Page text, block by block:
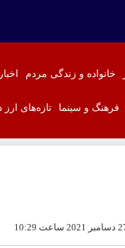
خانواده و زندگی مردم
فرهنگ و سینما تازه‌های ارز